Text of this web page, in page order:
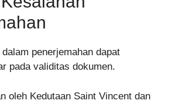
penerjemahan dapat
pada validitas dokumen.
oleh Kedutaan Saint Vincent dan